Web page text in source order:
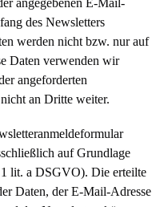
angegebenen E-Mail-
des Newsletters
werden nicht bzw. nur auf
Daten verwenden wir
angeforderten
an Dritte weiter.
auf Grundlage
lit. a DSGVO). Die erteilte
Daten, der E-Mail-Adresse